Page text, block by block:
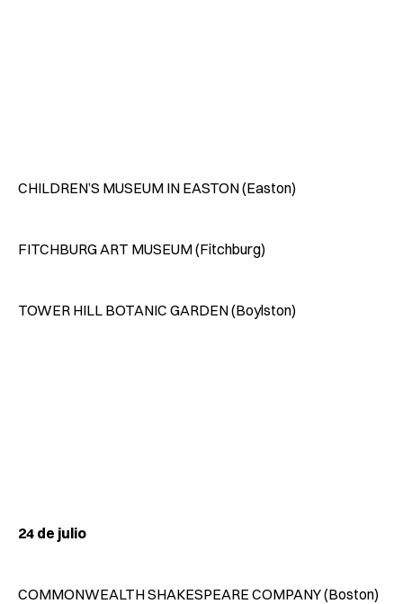
CHILDREN’S MUSEUM IN EASTON (Easton)
FITCHBURG ART MUSEUM (Fitchburg)
TOWER HILL BOTANIC GARDEN (Boylston)
24 de julio
COMMONWEALTH SHAKESPEARE COMPANY (Boston)